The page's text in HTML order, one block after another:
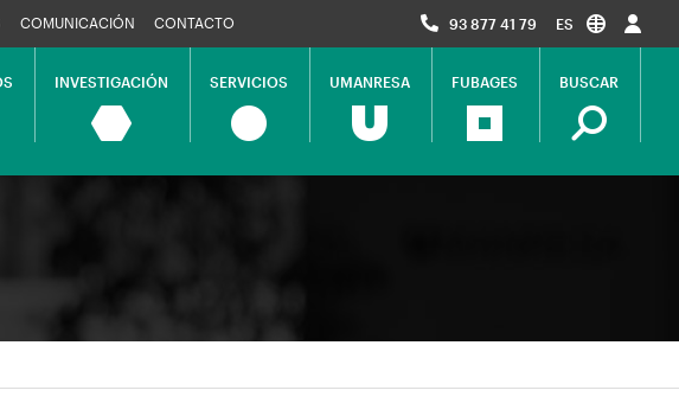
COMUNICACIÓN CONTACTO 93 877 41 79 ES
INVESTIGACIÓN SERVICIOS UMANRESA FUBAGES BUSCAR